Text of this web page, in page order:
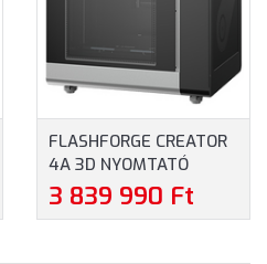
FLASHFORGE CREATOR
4A 3D NYOMTATÓ
3 839 990 Ft